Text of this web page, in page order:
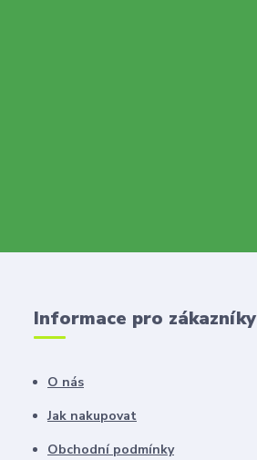
Informace pro zákazníky
O nás
Jak nakupovat
Obchodní podmínky